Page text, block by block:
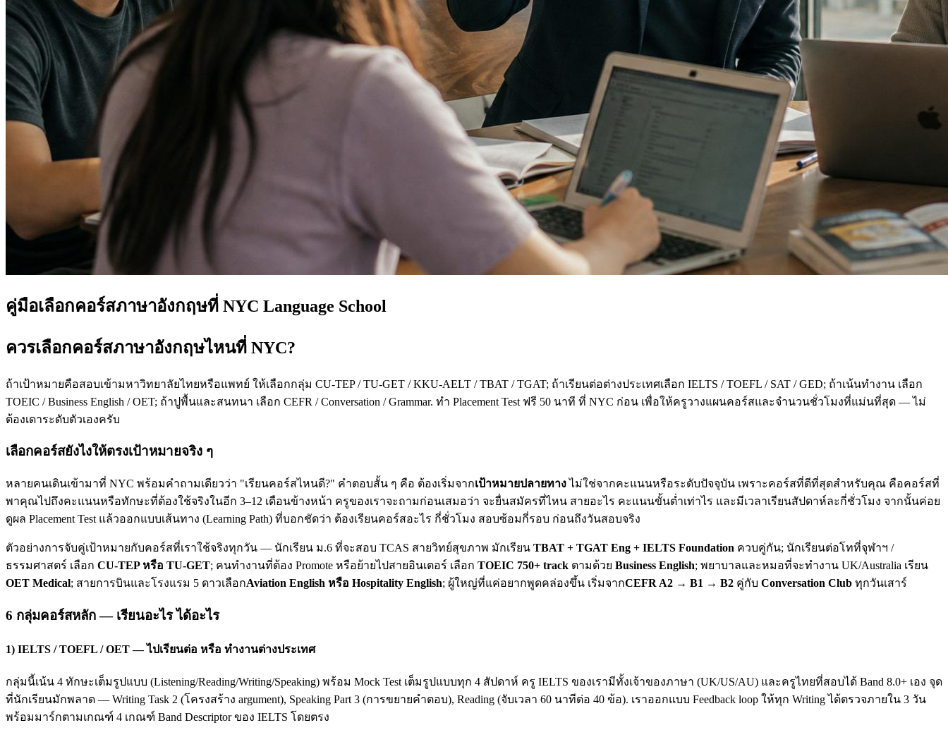
คู่มือเลือกคอร์สภาษาอังกฤษที่ NYC Language School
ควรเลือกคอร์สภาษาอังกฤษไหนที่ NYC?
ถ้าเป้าหมายคือสอบเข้ามหาวิทยาลัยไทยหรือแพทย์ ให้เลือกกลุ่ม CU-TEP / TU-GET / KKU-AELT / TBAT / TGAT; ถ้าเรียนต่อต่างประเทศเลือก IELTS / TOEFL / SAT / GED; ถ้าเน้นทำงาน เลือก
TOEIC / Business English / OET; ถ้าปูพื้นและสนทนา เลือก CEFR / Conversation / Grammar. ทำ Placement Test ฟรี 50 นาที ที่ NYC ก่อน เพื่อให้ครูวางแผนคอร์สและจำนวนชั่วโมงที่แม่นที่สุด — ไม่
ต้องเดาระดับตัวเองครับ
เลือกคอร์สยังไงให้ตรงเป้าหมายจริง ๆ
หลายคนเดินเข้ามาที่ NYC พร้อมคำถามเดียวว่า "เรียนคอร์สไหนดี?" คำตอบสั้น ๆ คือ ต้องเริ่มจากเป้าหมายปลายทางไม่ใช่จากคะแนนหรือระดับปัจจุบัน เพราะคอร์สที่ดีที่สุดสำหรับคุณ คือคอร์สที่
พาคุณไปถึงคะแนนหรือทักษะที่ต้องใช้จริงในอีก 3–12 เดือนข้างหน้า ครูของเราจะถามก่อนเสมอว่า จะยื่นสมัครที่ไหน สายอะไร คะแนนขั้นต่ำเท่าไร และมีเวลาเรียนสัปดาห์ละกี่ชั่วโมง จากนั้นค่อย
ดูผล Placement Test แล้วออกแบบเส้นทาง (Learning Path) ที่บอกชัดว่า ต้องเรียนคอร์สอะไร กี่ชั่วโมง สอบซ้อมกี่รอบ ก่อนถึงวันสอบจริง
ตัวอย่างการจับคู่เป้าหมายกับคอร์สที่เราใช้จริงทุกวัน — นักเรียน ม.6 ที่จะสอบ TCAS สายวิทย์สุขภาพ มักเรียน TBAT + TGAT Eng + IELTS Foundation ควบคู่กัน; นักเรียนต่อโทที่จุฬาฯ /
ธรรมศาสตร์ เลือก CU-TEP หรือ TU-GET; คนทำงานที่ต้อง Promote หรือย้ายไปสายอินเตอร์ เลือก TOEIC 750+ track ตามด้วย Business English; พยาบาลและหมอที่จะทำงาน UK/Australia เรียน
OET Medical; สายการบินและโรงแรม 5 ดาวเลือกAviation English หรือ Hospitality English; ผู้ใหญ่ที่แค่อยากพูดคล่องขึ้น เริ่มจากCEFR A2 → B1 → B2 คู่กับ Conversation Club ทุกวันเสาร์
6 กลุ่มคอร์สหลัก — เรียนอะไร ได้อะไร
1) IELTS / TOEFL / OET — ไปเรียนต่อ หรือ ทำงานต่างประเทศ
กลุ่มนี้เน้น 4 ทักษะเต็มรูปแบบ (Listening/Reading/Writing/Speaking) พร้อม Mock Test เต็มรูปแบบทุก 4 สัปดาห์ ครู IELTS ของเรามีทั้งเจ้าของภาษา (UK/US/AU) และครูไทยที่สอบได้ Band 8.0+ เอง จุด
ที่นักเรียนมักพลาด — Writing Task 2 (โครงสร้าง argument), Speaking Part 3 (การขยายคำตอบ), Reading (จับเวลา 60 นาทีต่อ 40 ข้อ). เราออกแบบ Feedback loop ให้ทุก Writing ได้ตรวจภายใน 3 วัน
พร้อมมาร์กตามเกณฑ์ 4 เกณฑ์ Band Descriptor ของ IELTS โดยตรง